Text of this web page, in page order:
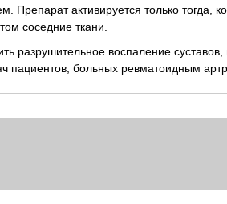
Препарат активируется только тогда,
соседние ткани.
разрушительное воспаление
пациентов, больных ревматоидным